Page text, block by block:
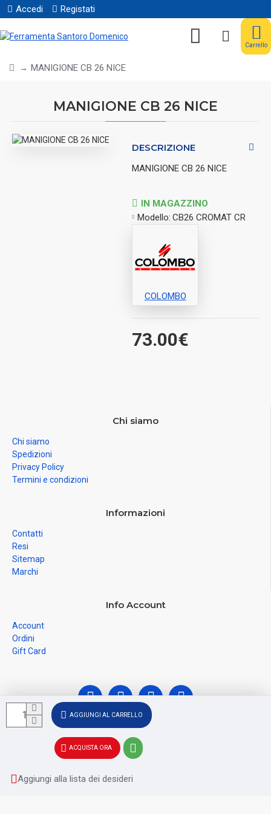
Accedi Registati
Carrello
MANIGIONE CB 26 NICE
MANIGIONE CB 26 NICE
DESCRIZIONE
MANIGIONE CB 26 NICE
73.00€
IN MAGAZZINO
Modello: CB26 CROMAT CR
COLOMBO
AGGIUNGI AL CARRELLO
ACQUISTA ORA
Aggiungi alla lista dei desideri
Chi siamo
Chi siamo
Spedizioni
Privacy Policy
Termini e condizioni
Informazioni
Contatti
Resi
Sitemap
Marchi
Info Account
Account
Ordini
Gift Card
© Ferramenta Santoro Domenico 2026, C.F.
SNTDNC60T04F481U, P.IVA IT02228110652 - Registro delle